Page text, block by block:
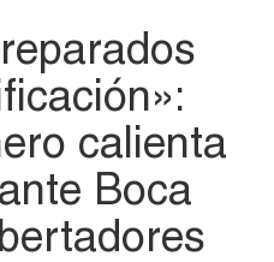
calienta
Boca